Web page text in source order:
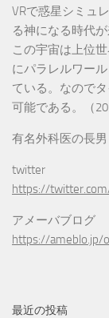
VRで惑星シミュ
る神になる時代
この宇宙は上位
にパラレルワー
ている。なので
可能である。（
有名外科医の長男
twitter
https://
アメーバブログ
https://ameblo.jp/
最近の投稿